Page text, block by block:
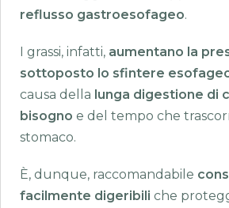
reflusso gastroesofageo.
I grassi, infatti, aumentano la
sottoposto lo sfintere
causa della lunga digestione di
bisogno e del tempo che
stomaco.
È, dunque, raccomandabile
facilmente digeribili che